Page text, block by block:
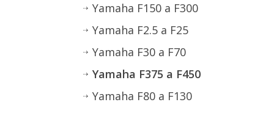
Yamaha F150 a F300
Yamaha F2.5 a F25
Yamaha F30 a F70
Yamaha F375 a F450
Yamaha F80 a F130